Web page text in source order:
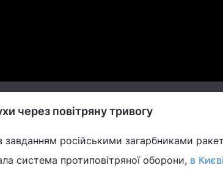
через повітряну тривогу
російськими загарбниками
система протиповітряної оборони, в